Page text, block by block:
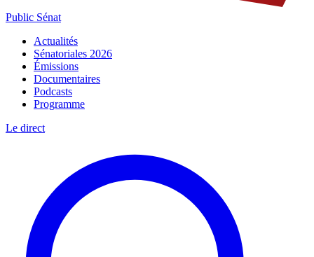
Public Sénat
Actualités
Sénatoriales 2026
Émissions
Documentaires
Podcasts
Programme
Le direct